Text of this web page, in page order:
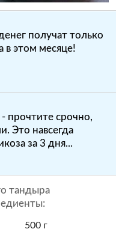
получат только
в этом месяце!
- прочтите срочно,
Это навсегда
за 3 дня...
тандыра
500 г